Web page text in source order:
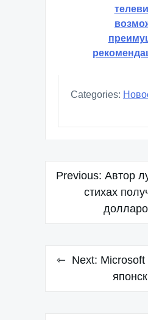
Categories:
Навигация
записям
Previous: Автор
стихах
Next: Microsoft